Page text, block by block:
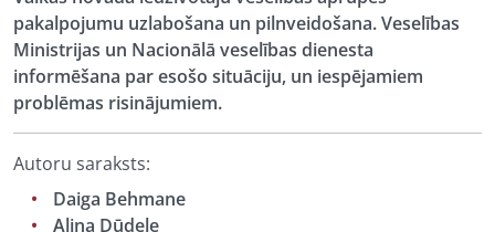
pakalpojumu uzlabošana un pilnveidošana. Veselības
Ministrijas un Nacionālā veselības dienesta
informēšana par esošo situāciju, un iespējamiem
problēmas risinājumiem.
Autoru saraksts:
Daiga Behmane
Alina Dūdele